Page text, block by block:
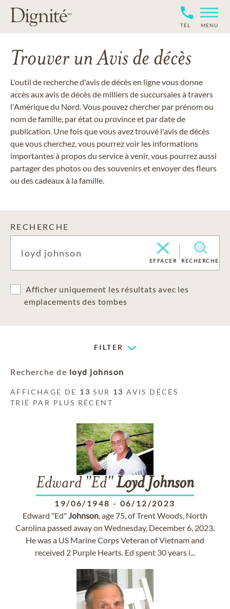
TÉL MENU
Trouver un Avis de décès
L'outil de recherche d'avis de décès en ligne vous donne
accès aux avis de décès de milliers de succursales à travers
l'Amérique du Nord. Vous pouvez chercher par prénom ou
nom de famille, par état ou province et par date de
publication. Une fois que vous avez trouvé l'avis de décès
que vous cherchez, vous pourrez voir les informations
importantes à propos du service à venir, vous pourrez aussi
partager des photos ou des souvenirs et envoyer des fleurs
ou des cadeaux à la famille.
RECHERCHE
EFFACER RECHERCHE
Afficher uniquement les résultats avec les
emplacements des tombes
FILTER
Recherche de loyd johnson
AFFICHAGE DE 13 SUR 13 AVIS DÉCÈS
TRIÉ PAR PLUS RÉCENT
Edward "Ed"Loyd Johnson
19/06/1948 - 06/12/2023
Edward "Ed"Johnson, age 75, of Trent Woods, North
Carolina passed away on Wednesday, December 6, 2023.
He was a US Marine Corps Veteran of Vietnam and
received 2 Purple Hearts. Ed spent 30 years i...